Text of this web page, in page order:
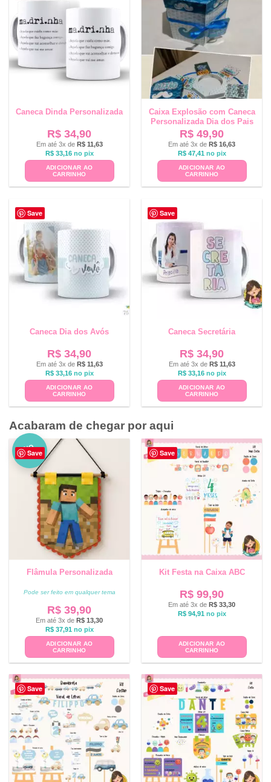
Caneca Dinda Personalizada
R$ 34,90
Em até 3x de R$11,63
R$33,16 no pix
ADICIONAR AO
CARRINHO
Caixa Explosão com Caneca
Personalizada Dia dos Pais
R$ 49,90
Em até 3x de R$ 16,63
R$47,41 no pix
ADICIONAR AO
CARRINHO
Save
Caneca Dia dos Avós
R$ 34,90
Em até 3x de R$11,63
R$33,16 no pix
ADICIONAR AO
CARRINHO
Save
Caneca Secretária
R$ 34,90
Em até 3x de R$11,63
R$33,16 no pix
ADICIONAR AO
CARRINHO
Acabaram de chegar por aqui
Save
NO
VO
Flâmula Personalizada
Pode ser feito em qualquer tema
R$ 39,90
Em até 3x de R$ 13,30
R$37,91 no pix
ADICIONAR AO
CARRINHO
Save
Kit Festa na Caixa ABC
R$ 99,90
Em até 3x de R$ 33,30
R$94,91 no pix
ADICIONAR AO
CARRINHO
Save Save